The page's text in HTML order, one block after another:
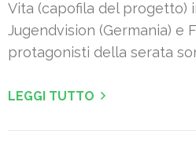
Vita (capofila del progetto)
Jugendvision (Germania) e
protagonisti della serata
LEGGI TUTTO